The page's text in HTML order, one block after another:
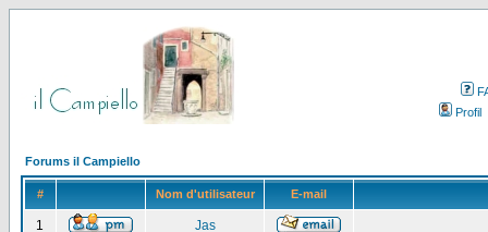
Profil
Forums il Campiello
# Nom d'utilisateur E-mail
1 Jas